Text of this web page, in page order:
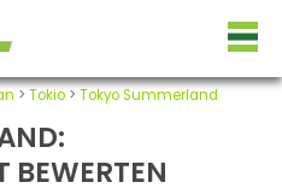
> Tokio> Tokyo Summerland
BEWERTEN